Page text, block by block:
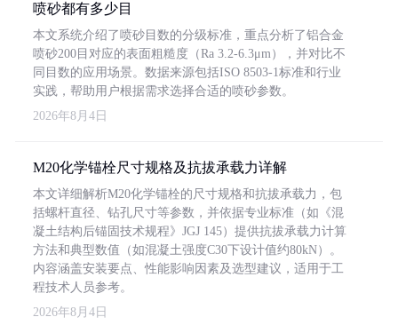
喷砂都有多少目
本文系统介绍了喷砂目数的分级标准，重点分析了铝合金
喷砂200目对应的表面粗糙度（Ra 3.2-6.3μm），并对比不
同目数的应用场景。数据来源包括ISO 8503-1标准和行业
实践，帮助用户根据需求选择合适的喷砂参数。
2026年8月4日
M20化学锚栓尺寸规格及抗拔承载力详解
本文详细解析M20化学锚栓的尺寸规格和抗拔承载力，包
括螺杆直径、钻孔尺寸等参数，并依据专业标准（如《混
凝土结构后锚固技术规程》JGJ 145）提供抗拔承载力计算
方法和典型数值（如混凝土强度C30下设计值约80kN）。
内容涵盖安装要点、性能影响因素及选型建议，适用于工
程技术人员参考。
2026年8月4日